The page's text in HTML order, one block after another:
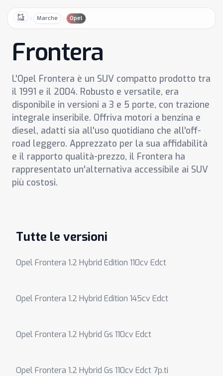
HomeMarche Opel
Frontera
L'Opel Frontera è un SUV compatto prodotto tra
il 1991 e il 2004. Robusto e versatile, era
disponibile in versioni a 3 e 5 porte, con trazione
integrale inseribile. Offriva motori a benzina e
diesel, adatti sia all'uso quotidiano che all'off-
road leggero. Apprezzato per la sua affidabilità
e il rapporto qualità-prezzo, il Frontera ha
rappresentato un'alternativa accessibile ai SUV
più costosi.
Tutte le versioni
Opel Frontera 1.2 Hybrid Edition 110cv Edct
Opel Frontera 1.2 Hybrid Edition 145cv Edct
Opel Frontera 1.2 Hybrid Gs 110cv Edct
Opel Frontera 1.2 Hybrid Gs 110cv Edct 7p.ti